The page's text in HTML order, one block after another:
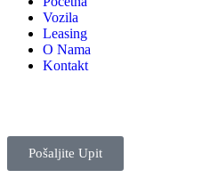
Vozila
Leasing
O Nama
Kontakt
Pošaljite Upit